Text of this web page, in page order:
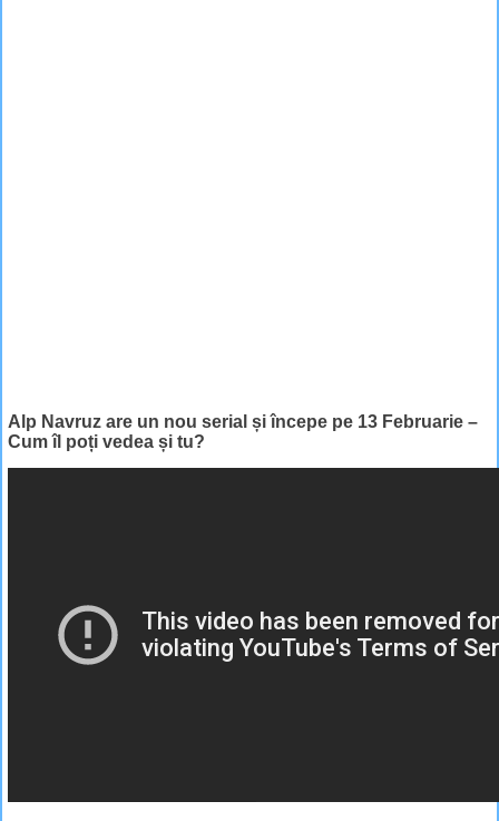
Alp Navruz are un nou serial și începe pe 13 Februarie –
Cum îl poți vedea și tu?